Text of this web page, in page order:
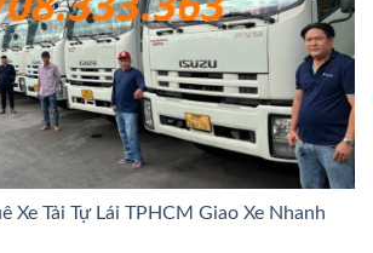
Xe Tải Tự Lái TPHCM Giao Xe Nhanh